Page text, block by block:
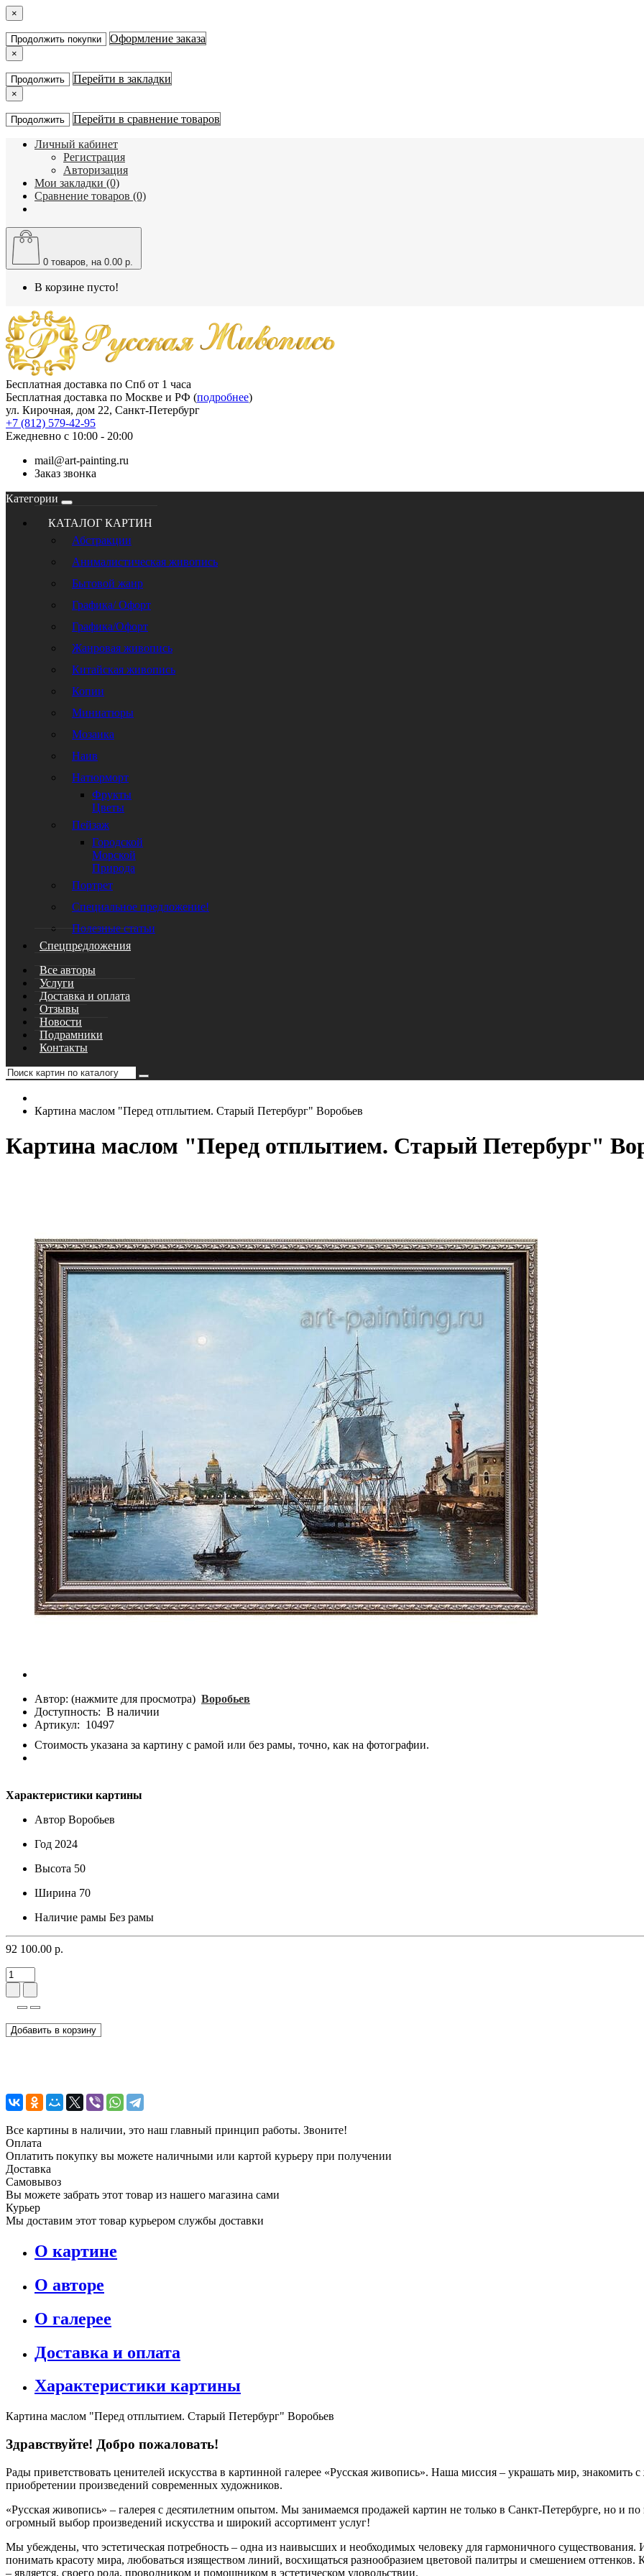
×
Продолжить покупки Оформление заказа
×
Продолжить Перейти в закладки
×
Продолжить Перейти в сравнение товаров
Личный кабинет
Регистрация
Авторизация
Мои закладки (0)
Сравнение товаров (0)
0 товаров, на 0.00 р.
В корзине пусто!
Бесплатная доставка по Спб от 1 часа
Бесплатная доставка по Москве и РФ (подробнее)
ул. Кирочная, дом 22, Санкт-Петербург
+7 (812) 579-42-95
Ежедневно с 10:00 - 20:00
mail@art-painting.ru
Заказ звонка
Категории
КАТАЛОГ КАРТИН
Абстракции
Анималистическая живопись
Бытовой жанр
Графика/ Офорт
Графика/Офорт
Жанровая живопись
Китайская живопись
Копии
Миниатюры
Мозаика
Наив
Натюрморт
Фрукты
Цветы
Пейзаж
Городской
Морской
Природа
Портрет
Специальное предложение!
Полезные статьи
Спецпредложения
Все авторы
Услуги
Доставка и оплата
Отзывы
Новости
Подрамники
Контакты
Картина маслом "Перед отплытием. Старый Петербург" Воробьев
Картина маслом "Перед отплытием. Старый Петербург"
Автор: (нажмите для просмотра) Воробьев
Доступность: В наличии
Артикул: 10497
Стоимость указана за картину с рамой или без рамы, точно, как на фотографии.
Характеристики картины
Автор Воробьев
Год 2024
Высота 50
Ширина 70
Наличие рамы Без рамы
92 100.00 р.
Добавить в корзину
Все картины в наличии, это наш главный принцип работы. Звоните!
Оплата
Оплатить покупку вы можете наличными или картой курьеру при получении
Доставка
Самовывоз
Вы можете забрать этот товар из нашего магазина сами
Курьер
Мы доставим этот товар курьером службы доставки
О картине
О авторе
О галерее
Доставка и оплата
Характеристики картины
Картина маслом "Перед отплытием. Старый Петербург" Воробьев
Здравствуйте! Добро пожаловать!
Рады приветствовать ценителей искусства в картинной галерее «Русская живопись». Наша миссия – украшать мир,
приобретении произведений современных художников.
«Русская живопись» – галерея c десятилетним опытом. Мы занимаемся продажей картин не только в Санкт-Петербурге, но и
огромный выбор произведений искусства и широкий ассортимент услуг!
Мы убеждены, что эстетическая потребность – одна из наивысших и необходимых человеку для гармоничного
понимать красоту мира, любоваться изяществом линий, восхищаться разнообразием цветовой палитры и смешением
– является, своего рода, проводником и помощником в эстетическом удовольствии.